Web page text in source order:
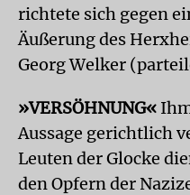
richtete sich gegen
Äußerung des
Georg Welker
»VERSÖHNUNG«
Aussage gerichtlich
Leuten der Glocke
den Opfern der